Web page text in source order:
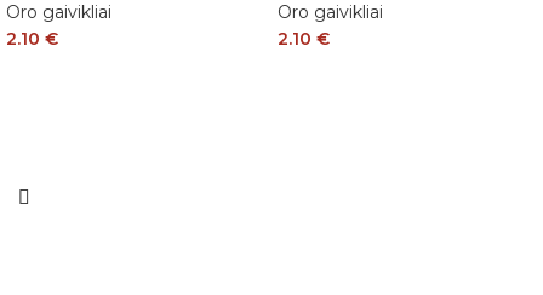
Oro gaivikliai
2.10 €
Oro gaivikliai
2.10 €